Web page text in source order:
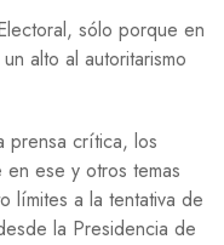
sólo porque en
alto al autoritarismo
prensa crítica, los
ese y otros temas
límites a la tentativa de
la Presidencia de